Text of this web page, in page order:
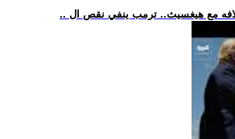
خلافه مع هيغسيث.. ترمب ينفي نقص ال